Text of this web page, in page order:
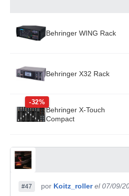
Behringer WING Rack
Behringer X32 Rack
-32%
Behringer X-Touch
Compact
#47 por Koitz_roller el 07/09/